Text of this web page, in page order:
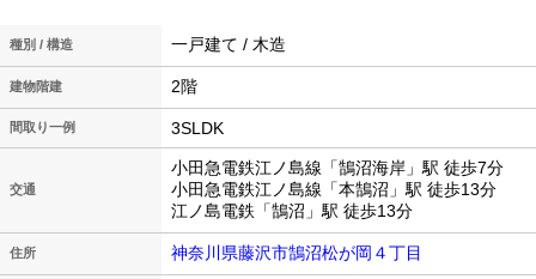
種別 / 構造 一戸建て / 木造
建物階建 2階
間取り一例 3SLDK
交通
小田急電鉄江ノ島線「鵠沼海岸」駅 徒歩7分
小田急電鉄江ノ島線「本鵠沼」駅 徒歩13分
江ノ島電鉄「鵠沼」駅 徒歩13分
住所 神奈川県藤沢市鵠沼松が岡４丁目